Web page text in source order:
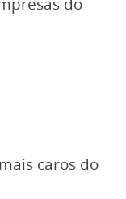
caros do